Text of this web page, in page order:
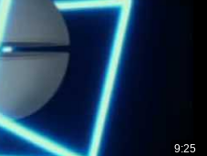
9:25